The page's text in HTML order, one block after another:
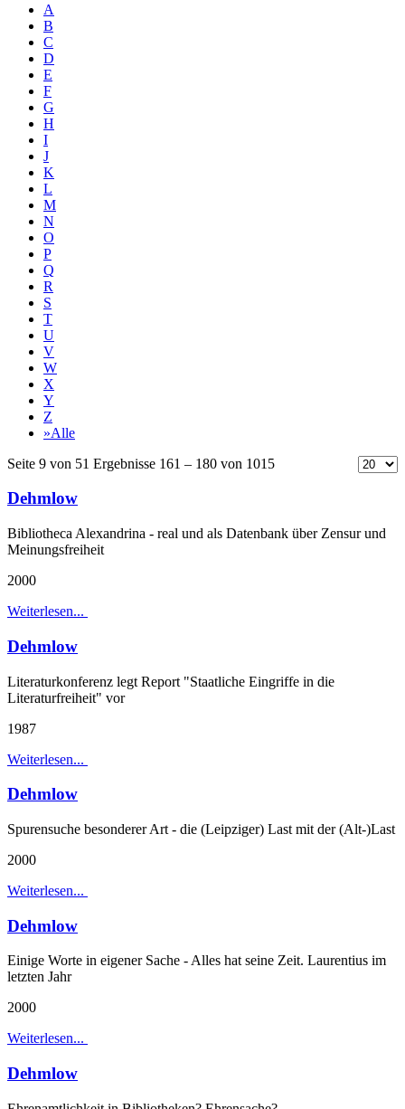
A
B
C
D
E
F
G
H
I
J
K
L
M
N
O
P
Q
R
S
T
U
V
W
X
Y
Z
»Alle
Seite 9 von 51 Ergebnisse 161 – 180 von 1015
Dehmlow
Bibliotheca Alexandrina - real und als Datenbank über Zensur und
Meinungsfreiheit
2000
Weiterlesen...
Dehmlow
Literaturkonferenz legt Report "Staatliche Eingriffe in die
Literaturfreiheit" vor
1987
Weiterlesen...
Dehmlow
Spurensuche besonderer Art - die (Leipziger) Last mit der (Alt-)Last
2000
Weiterlesen...
Dehmlow
Einige Worte in eigener Sache - Alles hat seine Zeit. Laurentius im
letzten Jahr
2000
Weiterlesen...
Dehmlow